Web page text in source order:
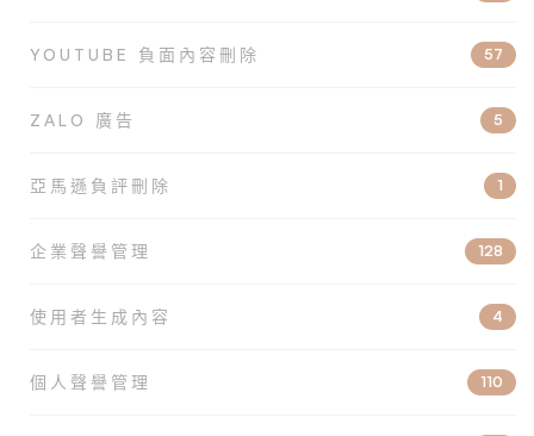
YOUTUBE 負面內容刪除 57
ZALO 廣告 5
亞馬遜負評刪除 1
企業聲譽管理 128
使用者生成內容 4
個人聲譽管理 110